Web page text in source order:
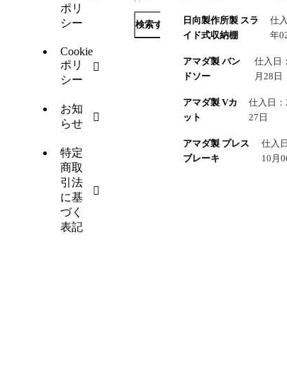
ポリ
シー
Cookie
ポリ
シー
お知
らせ
特定
商取
引法
に基
づく
表記
検索する
日向製作所製 スラ
イド式収納棚
仕
年
アマダ製 バン
ドソー
仕入日
月28日
アマダ製 Vカ
ット
仕入日
27日
アマダ製 プレス
ブレーキ
仕入
10月